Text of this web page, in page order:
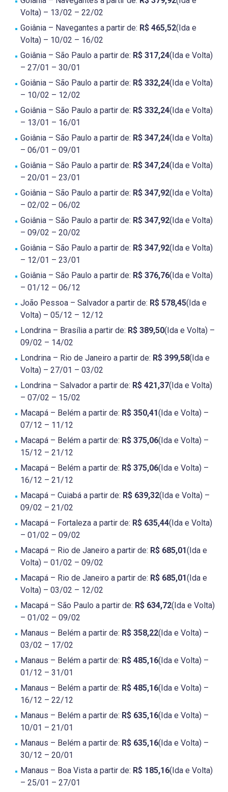
Volta) – 13/02 – 22/02
Goiânia – Navegantes a partir de: R$ 465,52(Ida e
Volta) – 10/02 – 16/02
Goiânia – São Paulo a partir de: R$ 317,24(Ida e Volta)
– 27/01 – 30/01
Goiânia – São Paulo a partir de: R$ 332,24(Ida e Volta)
– 10/02 – 12/02
Goiânia – São Paulo a partir de: R$ 332,24(Ida e Volta)
– 13/01 – 16/01
Goiânia – São Paulo a partir de: R$ 347,24(Ida e Volta)
– 06/01 – 09/01
Goiânia – São Paulo a partir de: R$ 347,24(Ida e Volta)
– 20/01 – 23/01
Goiânia – São Paulo a partir de: R$ 347,92(Ida e Volta)
– 02/02 – 06/02
Goiânia – São Paulo a partir de: R$ 347,92(Ida e Volta)
– 09/02 – 20/02
Goiânia – São Paulo a partir de: R$ 347,92(Ida e Volta)
– 12/01 – 23/01
Goiânia – São Paulo a partir de: R$ 376,76(Ida e Volta)
– 01/12 – 06/12
João Pessoa – Salvador a partir de: R$ 578,45(Ida e
Volta) – 05/12 – 12/12
Londrina – Brasília a partir de: R$ 389,50(Ida e Volta) –
09/02 – 14/02
Londrina – Rio de Janeiro a partir de: R$ 399,58(Ida e
Volta) – 27/01 – 03/02
Londrina – Salvador a partir de: R$ 421,37(Ida e Volta)
– 07/02 – 15/02
Macapá – Belém a partir de: R$ 350,41(Ida e Volta) –
07/12 – 11/12
Macapá – Belém a partir de: R$ 375,06(Ida e Volta) –
15/12 – 21/12
Macapá – Belém a partir de: R$ 375,06(Ida e Volta) –
16/12 – 21/12
Macapá – Cuiabá a partir de: R$ 639,32(Ida e Volta) –
09/02 – 21/02
Macapá – Fortaleza a partir de: R$ 635,44(Ida e Volta)
– 01/02 – 09/02
Macapá – Rio de Janeiro a partir de: R$ 685,01(Ida e
Volta) – 01/02 – 09/02
Macapá – Rio de Janeiro a partir de: R$ 685,01(Ida e
Volta) – 03/02 – 12/02
Macapá – São Paulo a partir de: R$ 634,72(Ida e Volta)
– 01/02 – 09/02
Manaus – Belém a partir de: R$ 358,22(Ida e Volta) –
03/02 – 17/02
Manaus – Belém a partir de: R$ 485,16(Ida e Volta) –
01/12 – 31/01
Manaus – Belém a partir de: R$ 485,16(Ida e Volta) –
16/12 – 22/12
Manaus – Belém a partir de: R$ 635,16(Ida e Volta) –
10/01 – 21/01
Manaus – Belém a partir de: R$ 635,16(Ida e Volta) –
30/12 – 20/01
Manaus – Boa Vista a partir de: R$ 185,16(Ida e Volta)
– 25/01 – 27/01